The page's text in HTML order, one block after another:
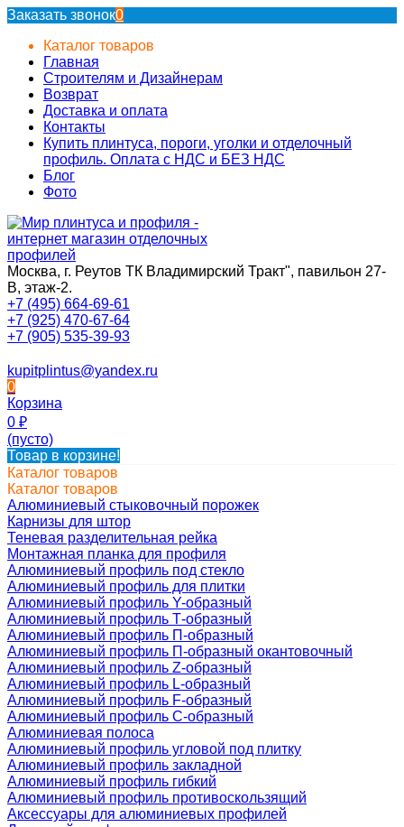
Заказать звонок0
Каталог товаров
Главная
Строителям и Дизайнерам
Возврат
Доставка и оплата
Контакты
Купить плинтуса, пороги, уголки и отделочный
профиль. Оплата с НДС и БЕЗ НДС
Блог
Фото
Москва, г. Реутов ТК Владимирский Тракт", павильон 27-
В, этаж-2.
+7 (495) 664-69-61
+7 (925) 470-67-64
+7 (905) 535-39-93
kupitplintus@yandex.ru
0
Корзина
0 ₽
(пусто)
Товар в корзине!
Каталог товаров
Каталог товаров
Алюминиевый стыковочный порожек
Карнизы для штор
Теневая разделительная рейка
Монтажная планка для профиля
Алюминиевый профиль под стекло
Алюминиевый профиль для плитки
Алюминиевый профиль Y-образный
Алюминиевый профиль Т-образный
Алюминиевый профиль П-образный
Алюминиевый профиль П-образный окантовочный
Алюминиевый профиль Z-образный
Алюминиевый профиль L-образный
Алюминиевый профиль F-образный
Алюминиевый профиль C-образный
Алюминиевая полоса
Алюминиевый профиль угловой под плитку
Алюминиевый профиль закладной
Алюминиевый профиль гибкий
Алюминиевый профиль противоскользящий
Аксессуары для алюминиевых профилей